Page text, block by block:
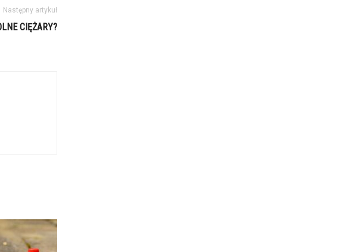
Następny artykuł
CIĘŻARY?